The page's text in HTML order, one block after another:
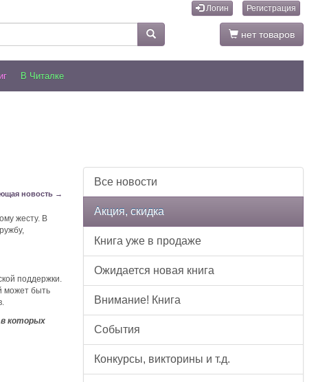
Логин Регистрация
нет товаров
В Читалке
новость →
жесту. В
поддержки.
может быть
которых
Все новости
Акция, скидка
Книга уже в продаже
Ожидается новая книга
Внимание! Книга
События
Конкурсы, викторины и т.д.